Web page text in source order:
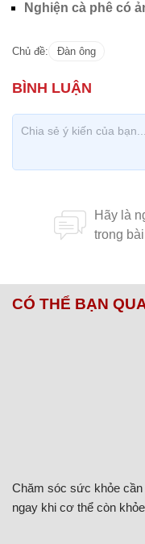
Nghiện cà phê có
Chủ đề: Đàn ông
CÓ THỂ BẠN
Chăm sóc sức khỏe
ngay khi cơ thể còn khỏe